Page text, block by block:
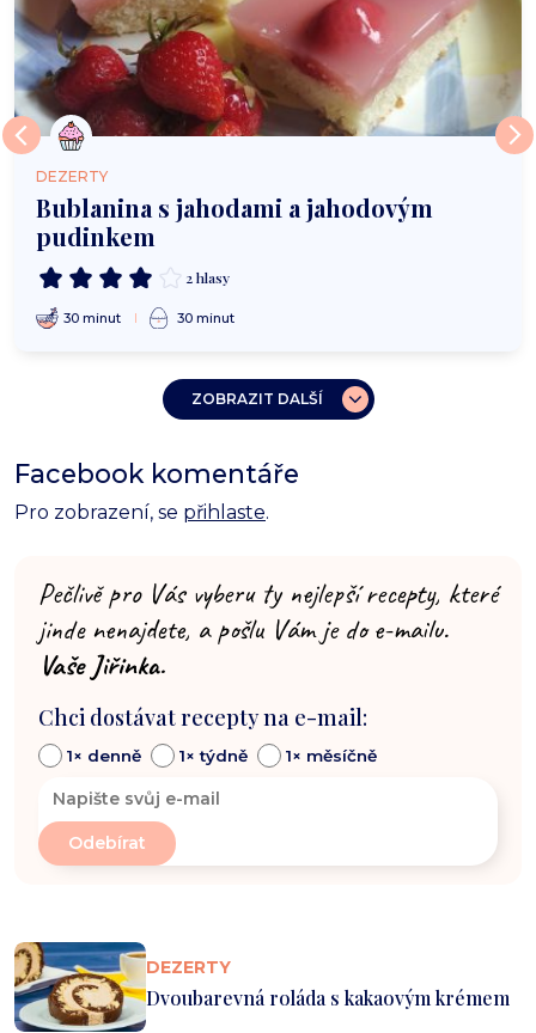
DEZERTY
Bublanina s jahodami a jahodovým
pudinkem
2 hlasy
30 minut 30 minut
ZOBRAZIT DALŠÍ
Facebook komentáře
Pro zobrazení, se přihlaste.
Pečlivě pro Vás vyberu ty nejlepší recepty, které
jinde nenajdete, a pošlu Vám je do e-mailu.
Vaše Jiřinka.
Chci dostávat recepty na e-mail:
1× denně 1× týdně 1× měsíčně
DEZERTY
Dvoubarevná roláda s kakaovým krémem